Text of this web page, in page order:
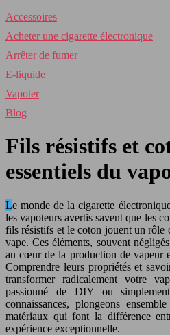
Accessoires
Acheter une cigarette électronique
Arrêter de fumer
E-liquide
Vapoter
Blog
Fils résistifs et
essentiels du
Le monde de la cigarette électronique est en constante évolution, et
les vapoteurs avertis savent que les
fils résistifs et le coton jouent un rôle
vape. Ces éléments, souvent
au cœur de la production de vapeur
Comprendre leurs propriétés et
transformer radicalement votre
passionné de DIY ou
connaissances, plongeons
matériaux qui font la différence
expérience exceptionnelle.